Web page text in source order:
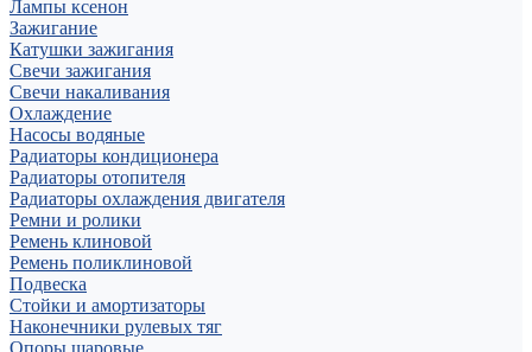
Лампы ксенон
Зажигание
Катушки зажигания
Свечи зажигания
Свечи накаливания
Охлаждение
Насосы водяные
Радиаторы кондиционера
Радиаторы отопителя
Радиаторы охлаждения двигателя
Ремни и ролики
Ремень клиновой
Ремень поликлиновой
Подвеска
Стойки и амортизаторы
Наконечники рулевых тяг
Опоры шаровые